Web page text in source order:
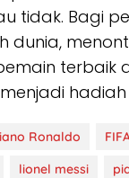
tidak. Bagi
dunia,
terbaik
Ronaldo
lionel messi